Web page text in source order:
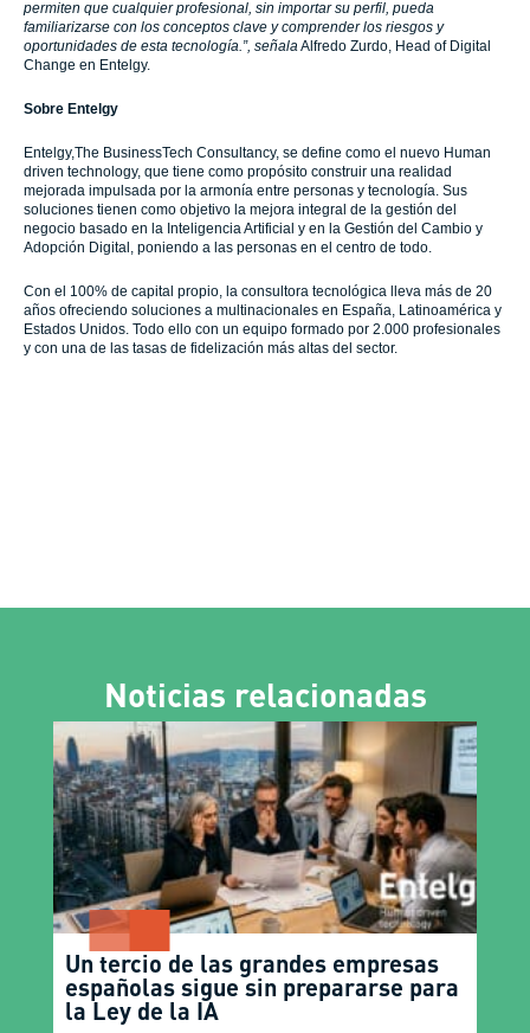
permiten que cualquier profesional, sin importar su perfil, pueda
familiarizarse con los conceptos clave y comprender los riesgos y
oportunidades de esta tecnología.”, señala Alfredo Zurdo, Head of Digital
Change en Entelgy.
Sobre Entelgy
Entelgy,The BusinessTech Consultancy, se define como el nuevo Human
driven technology, que tiene como propósito construir una realidad
mejorada impulsada por la armonía entre personas y tecnología. Sus
soluciones tienen como objetivo la mejora integral de la gestión del
negocio basado en la Inteligencia Artificial y en la Gestión del Cambio y
Adopción Digital, poniendo a las personas en el centro de todo.
Con el 100% de capital propio, la consultora tecnológica lleva más de 20
años ofreciendo soluciones a multinacionales en España, Latinoamérica y
Estados Unidos. Todo ello con un equipo formado por 2.000 profesionales
y con una de las tasas de fidelización más altas del sector.
Noticias relacionadas
Un tercio de las grandes empresas
españolas sigue sin prepararse para
la Ley de la IA